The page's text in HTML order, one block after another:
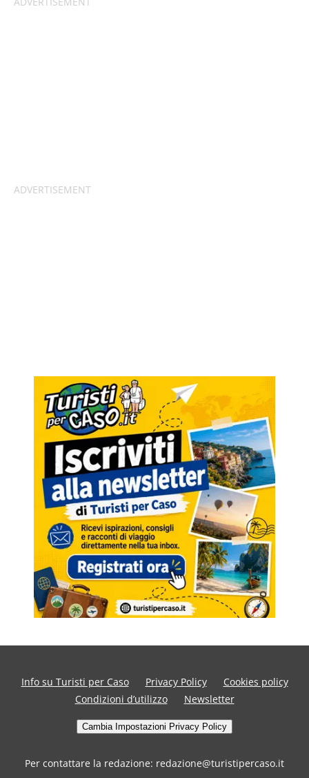
Info su Turisti per Caso Privacy Policy
Cookies policy
Condizioni d’utilizzo
Newsletter
Cambia Impostazioni Privacy Policy
Per contattare la redazione: redazione@turistipercaso.it